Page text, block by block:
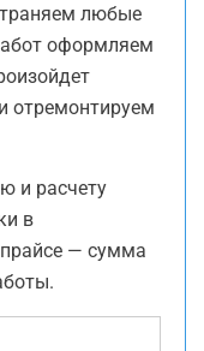
любые
оформляем
отремонтируем
и расчету
в
— сумма